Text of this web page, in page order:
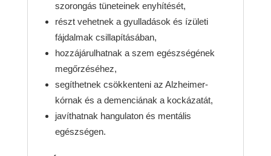
szorongás tüneteinek enyhítését,
részt vehetnek a gyulladások és ízületi
fájdalmak csillapításában,
hozzájárulhatnak a szem egészségének
megőrzéséhez,
segíthetnek csökkenteni az Alzheimer-
kórnak és a demenciának a kockázatát,
javíthatnak hangulaton és mentális
egészségen.